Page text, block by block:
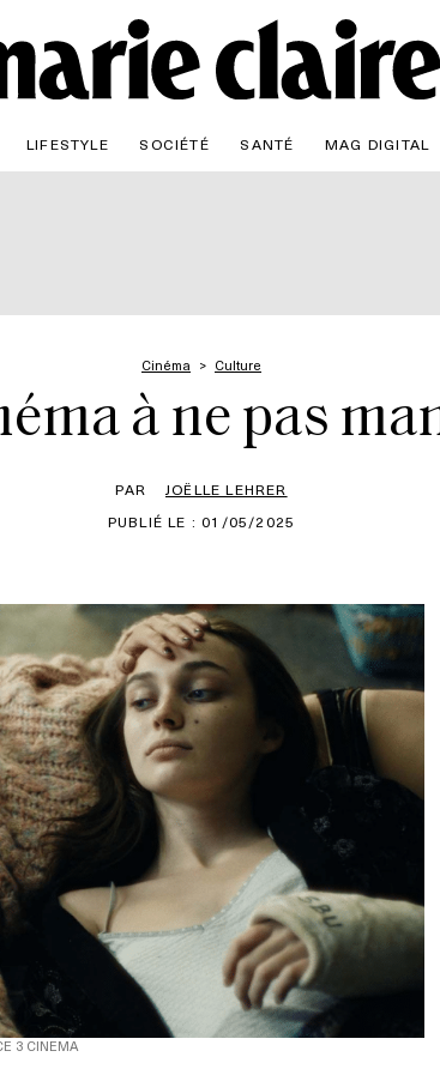
LIFESTYLE SOCIÉTÉ SANTÉ MAG DIGITAL
Cinéma Culture
à ne pas
PAR
JOËLLE LEHRER
PUBLIÉ LE : 01/05/2025
3 CINEMA